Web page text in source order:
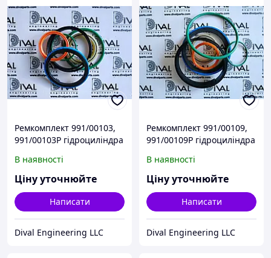
Ремкомплект 991/00103,
991/00103P гідроциліндра
навантажувача й
екскаватора
навантажувача JCB
В наявності
Ціну уточнюйте
Написати
Dival Engineering LLC
Ремкомплект 991/00109,
991/00109P гідроциліндра
телескопічного
навантажувача JCB
Loadall
В наявності
Ціну уточнюйте
Написати
Dival Engineering LLC